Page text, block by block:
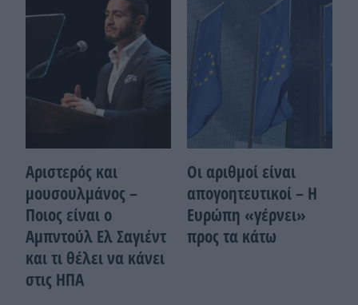
Αριστερός και
μουσουλμάνος –
Ποιoς είναι ο
Αμπντούλ Ελ Σαγιέντ
και τι θέλει να κάνει
στις ΗΠΑ
Οι αριθμοί είναι
απογοητευτικοί – Η
Ευρώπη «γέρνει»
προς τα κάτω